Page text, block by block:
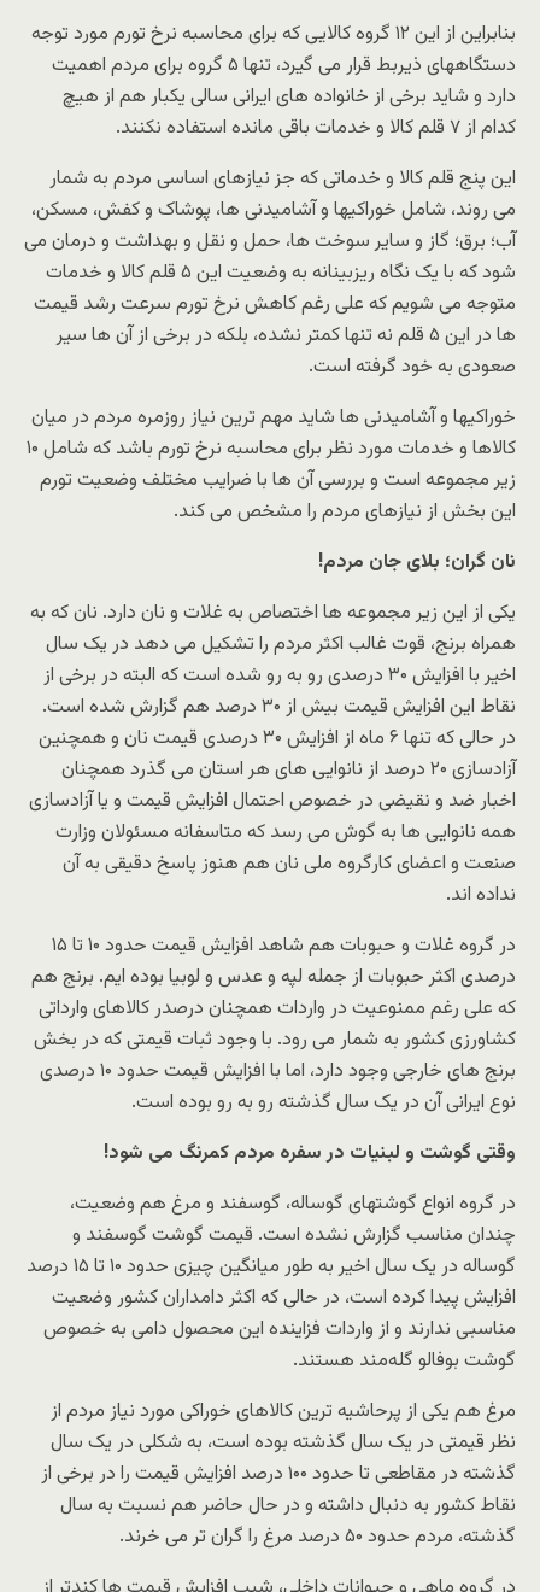
بنابراین از این ۱۲ گروه کالایی که برای محاسبه نرخ تورم مورد توجه
دستگاههای ذیربط قرار می گیرد، تنها ۵ گروه برای مردم اهمیت
دارد و شاید برخی از خانواده های ایرانی سالی یکبار هم از هیچ
کدام از ۷ قلم کالا و خدمات باقی مانده استفاده نکنند.
این پنج قلم کالا و خدماتی که جز نیازهای اساسی مردم به شمار
می روند، شامل خوراکیها و آشامیدنی ها، پوشاک و کفش، مسکن،
آب؛ برق؛ گاز و سایر سوخت ها، حمل و نقل و بهداشت و درمان می
شود که با یک نگاه ریزبینانه به وضعیت این ۵ قلم کالا و خدمات
متوجه می شویم که علی رغم کاهش نرخ تورم سرعت رشد قیمت
ها در این ۵ قلم نه تنها کمتر نشده، بلکه در برخی از آن ها سیر
صعودی به خود گرفته است.
خوراکیها و آشامیدنی ها شاید مهم ترین نیاز روزمره مردم در میان
کالاها و خدمات مورد نظر برای محاسبه نرخ تورم باشد که شامل ۱۰
زیر مجموعه است و بررسی آن ها با ضرایب مختلف وضعیت تورم
این بخش از نیازهای مردم را مشخص می کند.
نان گران؛ بلای جان مردم!
یکی از این زیر مجموعه ها اختصاص به غلات و نان دارد. نان که به
همراه برنج، قوت غالب اکثر مردم را تشکیل می دهد در یک سال
اخیر با افزایش ۳۰ درصدی رو به رو شده است که البته در برخی از
نقاط این افزایش قیمت بیش از ۳۰ درصد هم گزارش شده است.
در حالی که تنها ۶ ماه از افزایش ۳۰ درصدی قیمت نان و همچنین
آزادسازی ۲۰ درصد از نانوایی های هر استان می گذرد همچنان
اخبار ضد و نقیضی در خصوص احتمال افزایش قیمت و یا آزادسازی
همه نانوایی ها به گوش می رسد که متاسفانه مسئولان وزارت
صنعت و اعضای کارگروه ملی نان هم هنوز پاسخ دقیقی به آن
نداده اند.
در گروه غلات و حبوبات هم شاهد افزایش قیمت حدود ۱۰ تا ۱۵
درصدی اکثر حبوبات از جمله لپه و عدس و لوبیا بوده ایم. برنج هم
که علی رغم ممنوعیت در واردات همچنان درصدر کالاهای وارداتی
کشاورزی کشور به شمار می رود. با وجود ثبات قیمتی که در بخش
برنج های خارجی وجود دارد، اما با افزایش قیمت حدود ۱۰ درصدی
نوع ایرانی آن در یک سال گذشته رو به رو بوده است.
وقتی گوشت و لبنیات در سفره مردم کمرنگ می شود!
در گروه انواع گوشتهای گوساله، گوسفند و مرغ هم وضعیت،
چندان مناسب گزارش نشده است. قیمت گوشت گوسفند و
گوساله در یک سال اخیر به طور میانگین چیزی حدود ۱۰ تا ۱۵ درصد
افزایش پیدا کرده است، در حالی که اکثر دامداران کشور وضعیت
مناسبی ندارند و از واردات فزاینده این محصول دامی به خصوص
گوشت بوفالو گله‌مند هستند.
مرغ هم یکی از پرحاشیه ترین کالاهای خوراکی مورد نیاز مردم از
نظر قیمتی در یک سال گذشته بوده است، به شکلی در یک سال
گذشته در مقاطعی تا حدود ۱۰۰ درصد افزایش قیمت را در برخی از
نقاط کشور به دنبال داشته و در حال حاضر هم نسبت به سال
گذشته، مردم حدود ۵۰ درصد مرغ را گران تر می خرند.